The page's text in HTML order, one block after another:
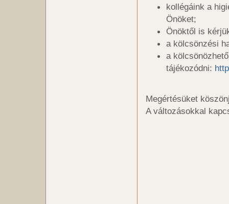
kollégáink a
Önöket;
Önöktől is
a kölcsönzési
a
tájékozódni:
Megértésüket
A változásokkal